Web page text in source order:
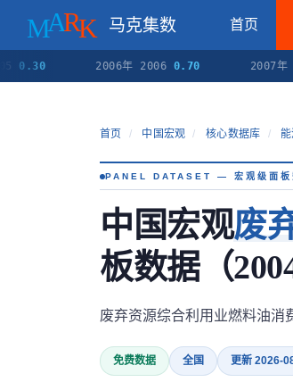
马克集数 首页
2006年 2006 0.70 2007年 2007
首页 / 中国宏观 / 核心数据库 /
PANEL DATASET — 宏观级面板
中国宏观废
板数据（
废弃资源综合利用业燃料油消
免费数据 全国 更新 2026-